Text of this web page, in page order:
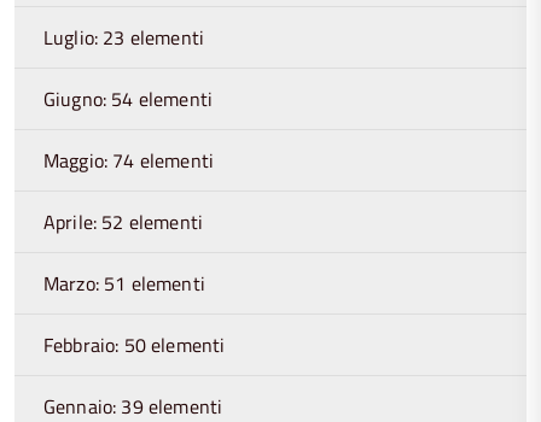
Luglio: 23 elementi
Giugno: 54 elementi
Maggio: 74 elementi
Aprile: 52 elementi
Marzo: 51 elementi
Febbraio: 50 elementi
Gennaio: 39 elementi